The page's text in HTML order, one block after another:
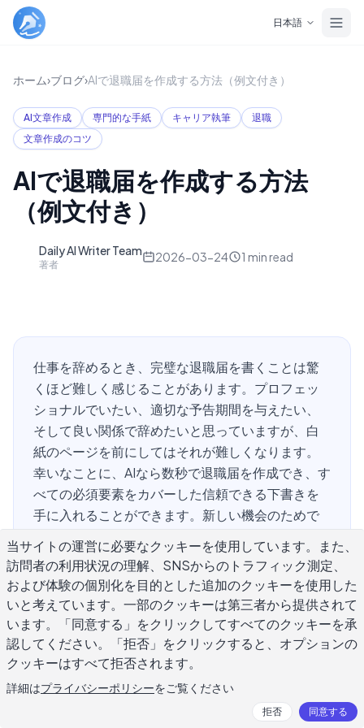
日本語
ホーム›ブログ›AIで退職届を作成する方法（例文付き）
AI文章作成 専門的な手紙 キャリア執筆
退職
文章作成のコツ
AIで退職届を作成する方法
（例文付き）
Daily AI Writer Team
著者
2026-03-24 1 min read
仕事を辞めるとき、完璧な退職届を書くことは驚
くほど難しく感じることがあります。プロフェッ
ショナルでいたい、適切な予告期間を与えたい、
そして良い関係で辞めたいと思っていますが、白
紙のページを前にしてはそれが難しくなります。
幸いなことに、AIなら数秒で退職届を作成でき、す
べての必須要素をカバーした信頼できる下書きを
手に入れることができます。新しい機会のためで
れ、このガイドは、その状況に配慮したAI作成の退
職届をどのように活用するかについて説明してい
ます。
退職届に含めるべきこと
AIに退職届を書かせる前に、すべての優れた退職届に含ま
当サイトの運営に必要なクッキーを使用しています。また、
訪問者の利用状況の理解、SNSからのトラフィック測定、
および体験の個別化を目的とした追加のクッキーを使用した
いと考えています。一部のクッキーは第三者から提供されて
います。「同意する」をクリックしてすべてのクッキーを承
認してください。「拒否」をクリックすると、オプションの
クッキーはすべて拒否されます。
詳細はプライバシーポリシーをご覧ください
拒否 同意する